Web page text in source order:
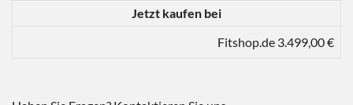
Jetzt kaufen bei
Fitshop.de 3.499,00 €